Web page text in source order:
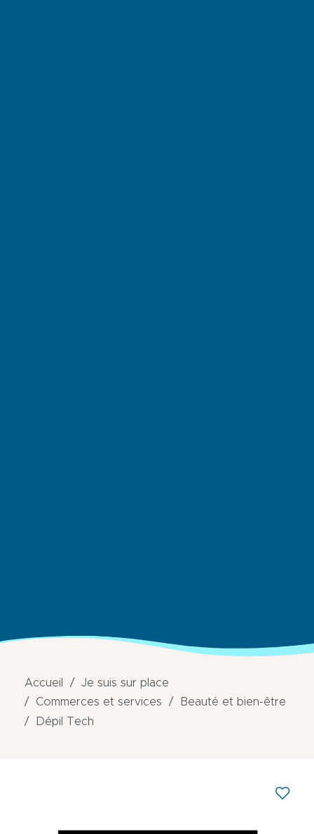
Accueil
Je suis sur place
Commerces et services
Beauté et bien-être
Dépil Tech